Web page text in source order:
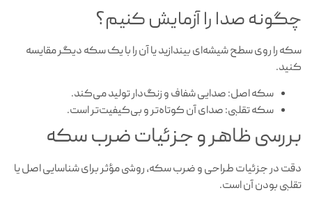
چگونه صدا را آزمایش کنیم؟
سکه را روی سطح شیشه‌ای بیندازید یا آن را با یک سکه دیگر مقایسه
کنید.
سکه اصل: صدایی شفاف و زنگ‌دار تولید می‌کند.
سکه تقلبی: صدای آن کوتاه‌تر و بی‌کیفیت‌تر است.
بررسی ظاهر و جزئیات ضرب سکه
دقت در جزئیات طراحی و ضرب سکه، روشی مؤثر برای شناسایی اصل یا
تقلبی بودن آن است.